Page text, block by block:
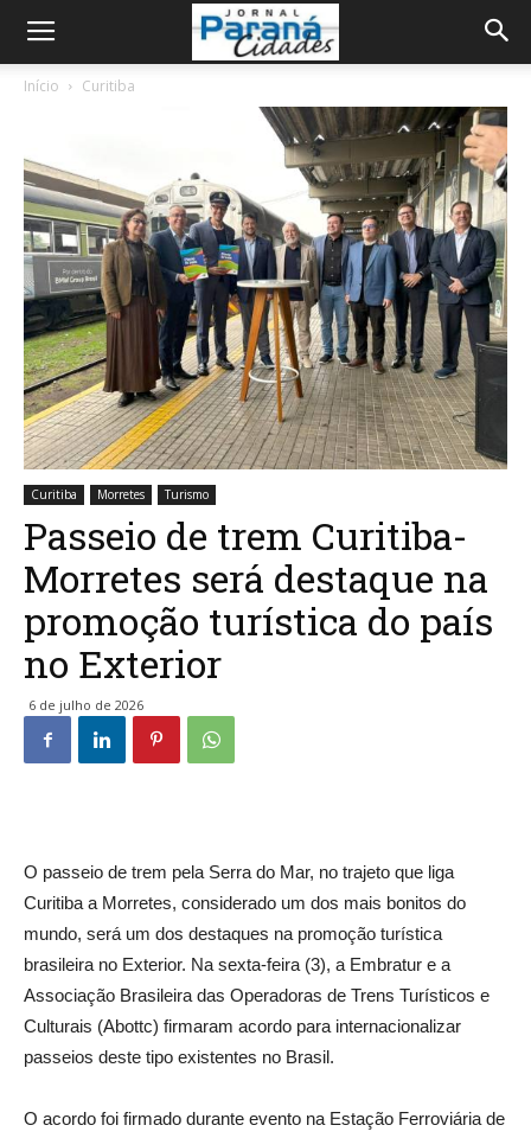
Início Curitiba
Curitiba Morretes Turismo
Passeio de trem Curitiba-
Morretes será destaque na
promoção turística do país
no Exterior
6 de julho de 2026
O passeio de trem pela Serra do Mar, no trajeto que liga
Curitiba a Morretes, considerado um dos mais bonitos do
mundo, será um dos destaques na promoção turística
brasileira no Exterior. Na sexta-feira (3), a Embratur e a
Associação Brasileira das Operadoras de Trens Turísticos e
Culturais (Abottc) firmaram acordo para internacionalizar
passeios deste tipo existentes no Brasil.
O acordo foi firmado durante evento na Estação Ferroviária de